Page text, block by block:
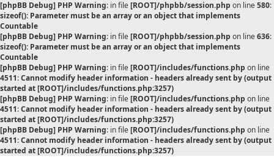
[phpBB Debug] PHP Warning: in file[ROOT]/phpbb/session.php on line580:
sizeof(): Parameter must be an array or an object that implements
Countable
[phpBB Debug] PHP Warning: in file[ROOT]/phpbb/session.php on line636:
sizeof(): Parameter must be an array or an object that implements
Countable
[phpBB Debug] PHP Warning: in file[ROOT]/includes/functions.php on line
4511:Cannot modify header information - headers already sent by (output
started at [ROOT]/includes/functions.php:3257)
[phpBB Debug] PHP Warning: in file[ROOT]/includes/functions.php on line
4511:Cannot modify header information - headers already sent by (output
started at [ROOT]/includes/functions.php:3257)
[phpBB Debug] PHP Warning: in file[ROOT]/includes/functions.php on line
4511:Cannot modify header information - headers already sent by (output
started at [ROOT]/includes/functions.php:3257)